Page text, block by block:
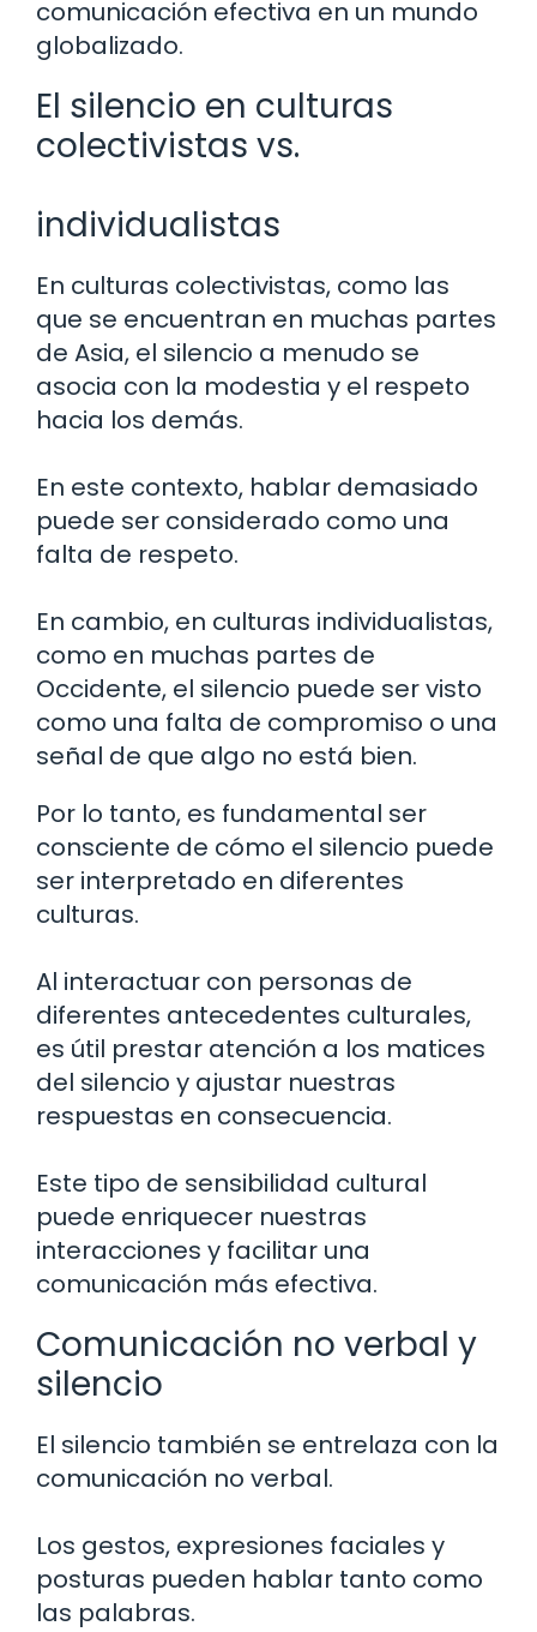
comunicación efectiva en un mundo
globalizado.
El silencio en culturas
colectivistas vs.
individualistas
En culturas colectivistas, como las
que se encuentran en muchas partes
de Asia, el silencio a menudo se
asocia con la modestia y el respeto
hacia los demás.
En este contexto, hablar demasiado
puede ser considerado como una
falta de respeto.
En cambio, en culturas individualistas,
como en muchas partes de
Occidente, el silencio puede ser visto
como una falta de compromiso o una
señal de que algo no está bien.
Por lo tanto, es fundamental ser
consciente de cómo el silencio puede
ser interpretado en diferentes
culturas.
Al interactuar con personas de
diferentes antecedentes culturales,
es útil prestar atención a los matices
del silencio y ajustar nuestras
respuestas en consecuencia.
Este tipo de sensibilidad cultural
puede enriquecer nuestras
interacciones y facilitar una
comunicación más efectiva.
Comunicación no verbal y
silencio
El silencio también se entrelaza con la
comunicación no verbal.
Los gestos, expresiones faciales y
posturas pueden hablar tanto como
las palabras.